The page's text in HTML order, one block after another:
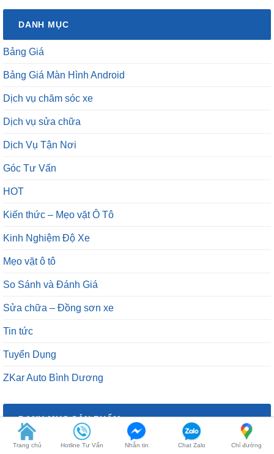
DANH MỤC
Bảng Giá
Bảng Giá Màn Hình Android
Dịch vụ chăm sóc xe
Dịch vụ sửa chữa
Dịch Vụ Tận Nơi
Góc Tư Vấn
HOT
Kiến thức – Mẹo vặt Ô Tô
Kinh Nghiệm Độ Xe
Mẹo vặt ô tô
So Sánh và Đánh Giá
Sửa chữa – Đồng sơn xe
Tin tức
Tuyển Dụng
ZKar Auto Bình Dương
DANH MỤC SẢN PHẨM
Âm Thanh
Trang chủ Hotline Tư Vấn Nhắn tin Chat Zalo Chỉ đường